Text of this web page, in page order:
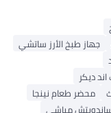
جهاز طبخ الأرز ساتشي
ديكر
محضر طعام نينجا
مباشي